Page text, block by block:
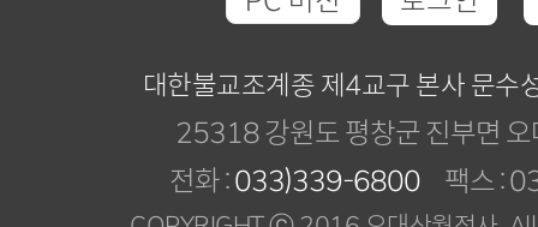
대한불교조계종 제4교구 본사 문수
25318 강원도 평창군 진부면
전화 :033)339-6800 팩스 :